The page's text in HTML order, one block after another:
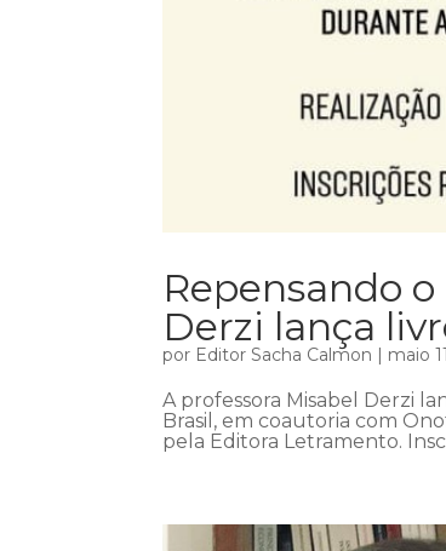
Repensando
Derzi lança
por Editor Sacha Calmon | maio
A professora Misabel Derzi
Brasil, em coautoria com
pela Editora Letramento.